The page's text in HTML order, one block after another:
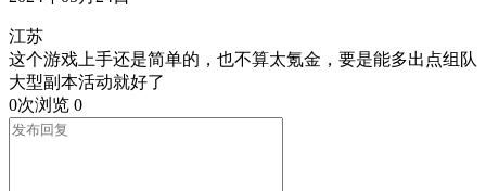
江苏
这个游戏上手还是简单的，也不算太氪金，要是能多出点组队
大型副本活动就好了
0次浏览 0